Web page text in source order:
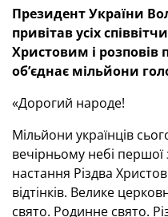
Президент України
привітав усіх
Христовим і розповів
об’єднає мільйони
«Дорогий народе!
Мільйони українців
вечірньому небі
настання Різдва
відтінків. Велике
свято. Родинне свято.